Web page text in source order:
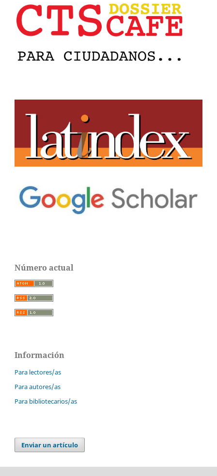
Número actual
Información
Para lectores/as
Para autores/as
Para bibliotecarios/as
Enviar un artículo